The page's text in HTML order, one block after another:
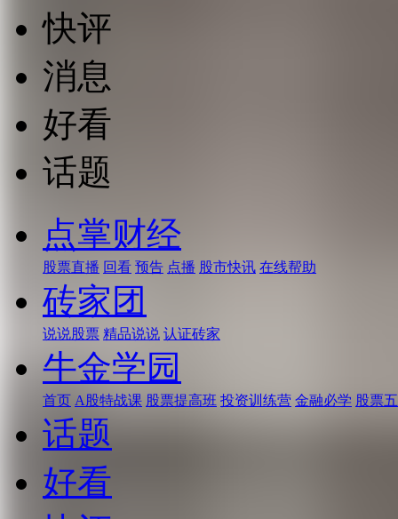
快评
消息
好看
话题
点掌财经
股票直播 回看 预告 点播 股市快讯 在线帮助
砖家团
说说股票 精品说说 认证砖家
牛金学园
首页 A股特战课 股票提高班 投资训练营 金融必学 股票
话题
好看